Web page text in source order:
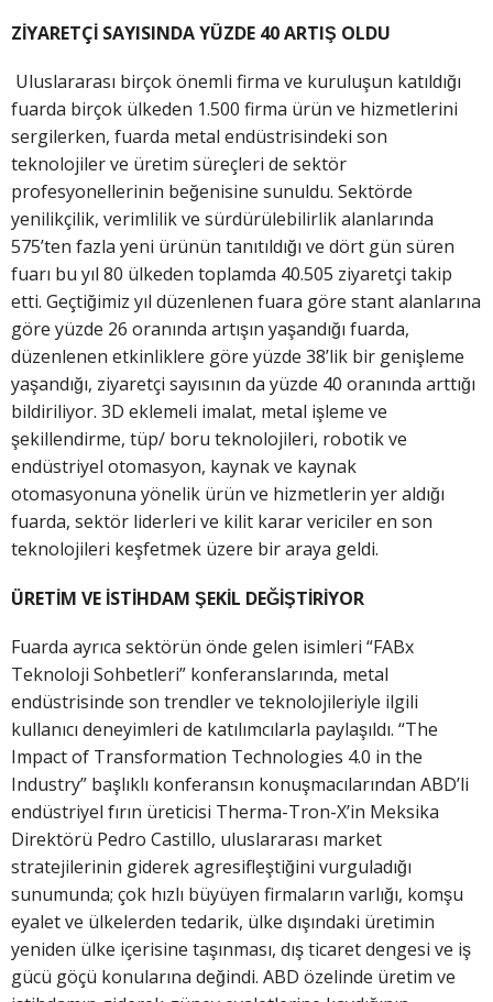
ZİYARETÇİ SAYISINDA YÜZDE 40 ARTIŞ OLDU
Uluslararası birçok önemli firma ve kuruluşun katıldığı
fuarda birçok ülkeden 1.500 firma ürün ve hizmetlerini
sergilerken, fuarda metal endüstrisindeki son
teknolojiler ve üretim süreçleri de sektör
profesyonellerinin beğenisine sunuldu. Sektörde
yenilikçilik, verimlilik ve sürdürülebilirlik alanlarında
575’ten fazla yeni ürünün tanıtıldığı ve dört gün süren
fuarı bu yıl 80 ülkeden toplamda 40.505 ziyaretçi takip
etti. Geçtiğimiz yıl düzenlenen fuara göre stant alanlarına
göre yüzde 26 oranında artışın yaşandığı fuarda,
düzenlenen etkinliklere göre yüzde 38’lik bir genişleme
yaşandığı, ziyaretçi sayısının da yüzde 40 oranında arttığı
bildiriliyor. 3D eklemeli imalat, metal işleme ve
şekillendirme, tüp/ boru teknolojileri, robotik ve
endüstriyel otomasyon, kaynak ve kaynak
otomasyonuna yönelik ürün ve hizmetlerin yer aldığı
fuarda, sektör liderleri ve kilit karar vericiler en son
teknolojileri keşfetmek üzere bir araya geldi.
ÜRETİM VE İSTİHDAM ŞEKİL DEĞİŞTİRİYOR
Fuarda ayrıca sektörün önde gelen isimleri “FABx
Teknoloji Sohbetleri” konferanslarında, metal
endüstrisinde son trendler ve teknolojileriyle ilgili
kullanıcı deneyimleri de katılımcılarla paylaşıldı. “The
Impact of Transformation Technologies 4.0 in the
Industry” başlıklı konferansın konuşmacılarından ABD’li
endüstriyel fırın üreticisi Therma-Tron-X’in Meksika
Direktörü Pedro Castillo, uluslararası market
stratejilerinin giderek agresifleştiğini vurguladığı
sunumunda; çok hızlı büyüyen firmaların varlığı, komşu
eyalet ve ülkelerden tedarik, ülke dışındaki üretimin
yeniden ülke içerisine taşınması, dış ticaret dengesi ve iş
gücü göçü konularına değindi. ABD özelinde üretim ve